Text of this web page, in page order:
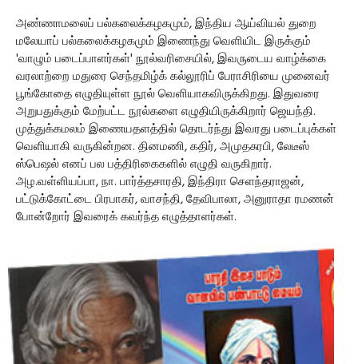
அண்ணாமலைப் பல்கலைக்கழகமும், இந்திய ஆய்வியல் துறை
மலேயாப் பல்கலைக்கழகமும் இணைந்து வெளியிட இருக்கும்
'வாழும் படைப்பாளர்கள்' நூல்வரிசையில், இவருடைய வாழ்க்கை
வரலாற்றை மதுரை செந்தமிழ்க் கல்லூரிப் பேராசிரியை முனைவர்
பூங்கோதை எழுதியுள்ள நூல் வெளியாகவிருக்கிறது. இதுவரை
அறுபதுக்கும் மேற்பட்ட நூல்களை எழுதியிருக்கிறார் ஜெயந்தி.
முத்துக்கமலம் இணையதளத்தில் தொடர்ந்து இவரது படைப்புக்கள்
வெளியாகி வருகின்றன. தினமணி, கதிர், அமுதசுரபி, லேடீஸ்
ஸ்பெஷல் எனப் பல பத்திரிகைகளில் எழுதி வருகிறார்.
அழ.வள்ளியப்பா, நா. பார்த்தசாரதி, இந்திரா செளந்தராஜன்,
பட்டுக்கோட்டை பிரபாகர், வாசந்தி, தேவிபாலா, அனுராதா ரமணன்
போன்றோர் இவரைக் கவர்ந்த எழுத்தாளர்கள்.